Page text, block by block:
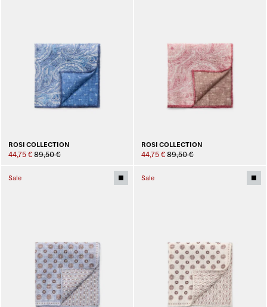
ROSI COLLECTION
44,75 € 89,50 €
ROSI COLLECTION
44,75 € 89,50 €
Sale Sale